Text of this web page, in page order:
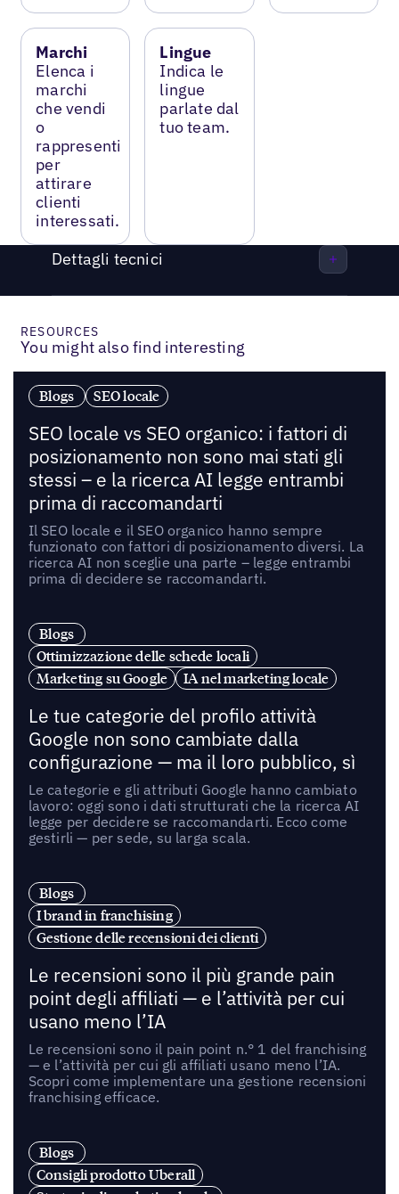
Marchi
Elenca i
marchi
che vendi
o
rappresenti
per
attirare
clienti
interessati.
Lingue
Indica le
lingue
parlate dal
tuo team.
Dettagli tecnici
RESOURCES
You might also find interesting
Blogs SEO locale
SEO locale vs SEO organico: i fattori di
posizionamento non sono mai stati gli
stessi – e la ricerca AI legge entrambi
prima di raccomandarti
Il SEO locale e il SEO organico hanno sempre
funzionato con fattori di posizionamento diversi. La
ricerca AI non sceglie una parte – legge entrambi
prima di decidere se raccomandarti.
Blogs
Ottimizzazione delle schede locali
Marketing su Google
IA nel marketing locale
Le tue categorie del profilo attività
Google non sono cambiate dalla
configurazione — ma il loro pubblico, sì
Le categorie e gli attributi Google hanno cambiato
lavoro: oggi sono i dati strutturati che la ricerca AI
legge per decidere se raccomandarti. Ecco come
gestirli — per sede, su larga scala.
Blogs
I brand in franchising
Gestione delle recensioni dei clienti
Le recensioni sono il più grande pain
point degli affiliati — e l’attività per cui
usano meno l’IA
Le recensioni sono il pain point n.° 1 del franchising
— e l’attività per cui gli affiliati usano meno l’IA.
Scopri come implementare una gestione recensioni
franchising efficace.
Blogs
Consigli prodotto Uberall